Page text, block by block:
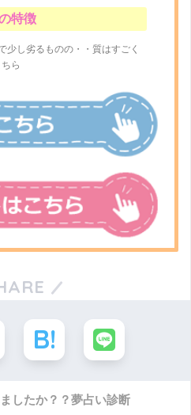
特徴
少し劣るものの・・質はすごく
ら
したか？？夢占い診断